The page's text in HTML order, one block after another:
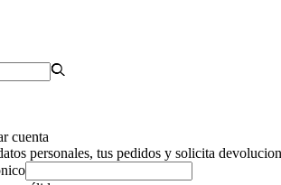
cuenta
personales, tus pedidos y solicita